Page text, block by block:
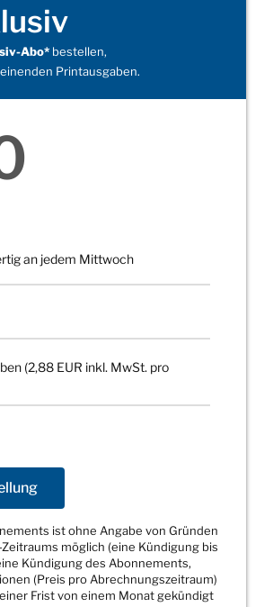
Abo*bestellen,
Printausgaben.
an jedem Mittwoch
(2,88 EUR inkl. MwSt. pro
ist ohne Angabe von Gründen
möglich (eine Kündigung bis
Kündigung des Abonnements,
(Preis pro Abrechnungszeitraum)
Frist von einem Monat gekündigt